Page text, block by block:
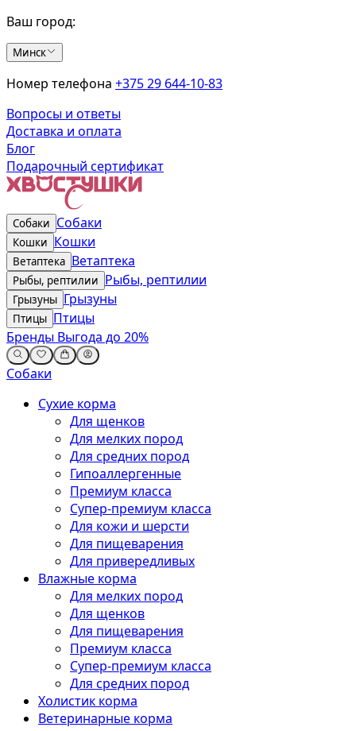
Ваш город:
Минск
Номер телефона +375 29 644-10-83
Вопросы и ответы
Доставка и оплата
Блог
Подарочный сертификат
Собаки Собаки
Кошки Кошки
Ветаптека Ветаптека
Рыбы, рептилии Рыбы, рептилии
Грызуны Грызуны
Птицы Птицы
Бренды Выгода до 20%
Собаки
Сухие корма
Для щенков
Для мелких пород
Для средних пород
Гипоаллергенные
Премиум класса
Супер-премиум класса
Для кожи и шерсти
Для пищеварения
Для привередливых
Влажные корма
Для мелких пород
Для щенков
Для пищеварения
Премиум класса
Супер-премиум класса
Для средних пород
Холистик корма
Ветеринарные корма